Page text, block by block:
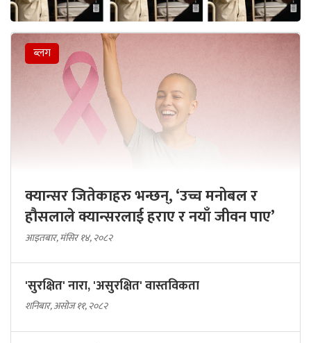
ब्लग
क्यान्सर जितेकाहरु भन्छन्, ‘उच्च मनोबल र
हौसलाले क्यान्सरलाई हराए र नयाँ जीवन पाए’
आइतबार, मंसिर १४, २०८२
'सुरक्षित' नारा, 'असुरक्षित' वास्तविकता
शनिबार, असोज ११, २०८२